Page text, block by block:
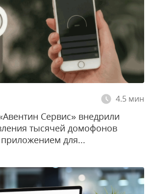
4.5 мин
Сервис» внедрили
тысячей домофонов
для...